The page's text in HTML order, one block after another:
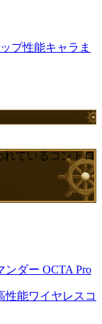
プ性能キャラま
れているコントロ
ダー OCTA Pro
性能ワイヤレスコ